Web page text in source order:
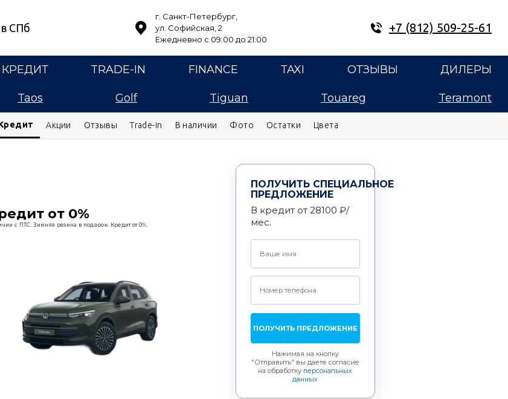
СПб
г. Санкт-Петербург,
ул. Софийская, 2
Ежедневно с 09:00 до 21:00
+7 (812) 509-25-61
КРЕДИТ TRADE-IN FINANCE TAXI ОТЗЫВЫ ДИЛЕРЫ
Taos Golf Tiguan Touareg Teramont
Акции Отзывы Trade-in В наличии Фото Остатки Цвета
от 0%
с ПТС. Зимняя резина в подарок. Кредит от 0%.
ПОЛУЧИТЬ СПЕЦИАЛЬНОЕ
ПРЕДЛОЖЕНИЕ
В кредит от 28100 ₽/
мес.
ПОЛУЧИТЬ ПРЕДЛОЖЕНИЕ
Нажимая на кнопку
"Отправить" вы даете согласие
на обработку персональных
данных